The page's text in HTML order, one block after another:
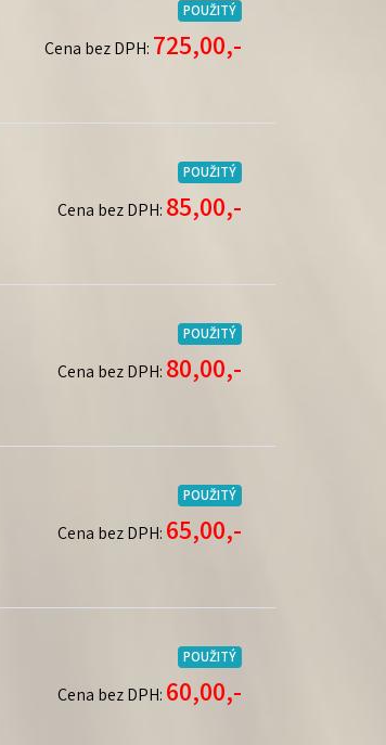
POUŽITÝ
Cena bez DPH: 725,00,-
POUŽITÝ
Cena bez DPH: 85,00,-
POUŽITÝ
Cena bez DPH: 80,00,-
POUŽITÝ
Cena bez DPH: 65,00,-
POUŽITÝ
Cena bez DPH: 60,00,-